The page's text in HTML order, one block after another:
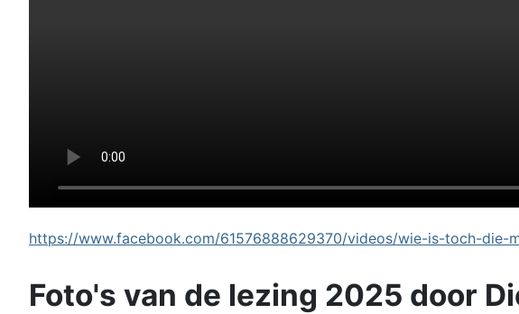
https://www.facebook.com/61576888629370/videos/wie-is-toch-die-
Foto's van de lezing 2025 door